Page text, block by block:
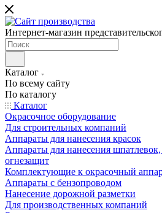
Интернет-магазин
Каталог
По всему сайту
По каталогу
Каталог
Окрасочное оборудование
Для строительных компаний
Аппараты для нанесения красок
Аппараты для нанесения
огнезащит
Комплектующие к окрасочный
Аппараты с бензопроводом
Нанесение дорожной разметки
Для производственных компаний